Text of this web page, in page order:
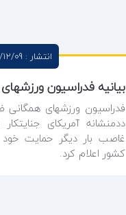
انتشار : 1404/12/09
فدراسیون ورزشهای
ددمنشانه آمریکای
غاصب بار دیگر حمایت خود
کشور اعلام کرد.